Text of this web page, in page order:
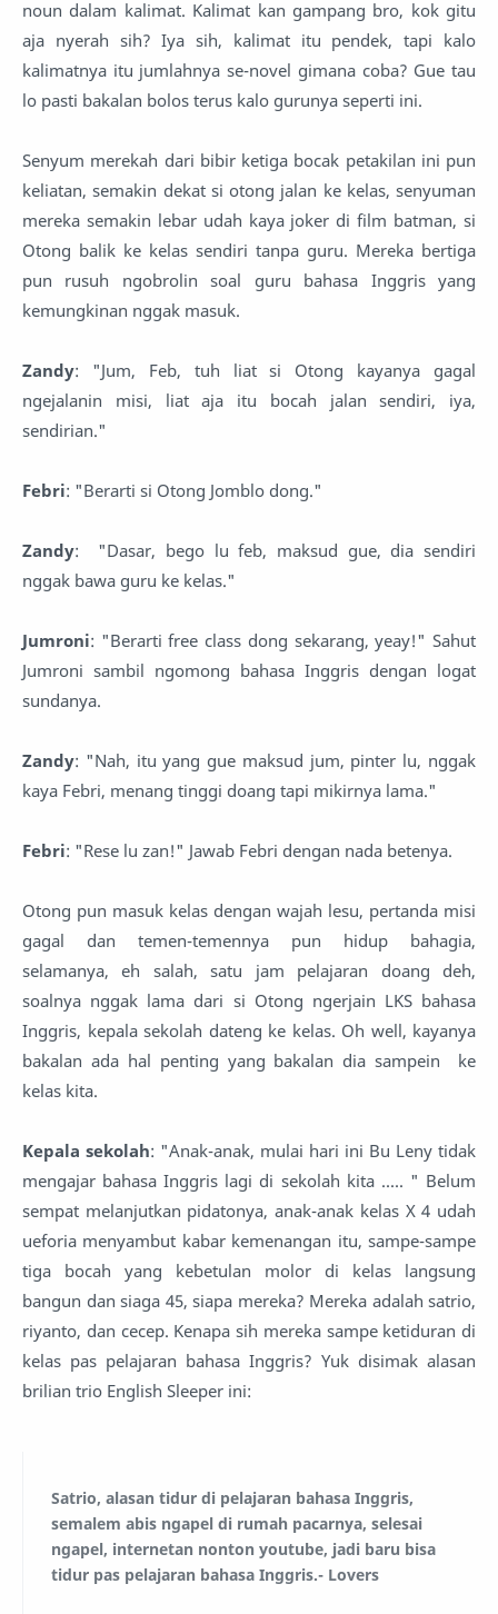
noun dalam kalimat. Kalimat kan gampang bro, kok gitu
aja nyerah sih? Iya sih, kalimat itu pendek, tapi kalo
kalimatnya itu jumlahnya se-novel gimana coba? Gue tau
lo pasti bakalan bolos terus kalo gurunya seperti ini.
Senyum merekah dari bibir ketiga bocak petakilan ini pun
keliatan, semakin dekat si otong jalan ke kelas, senyuman
mereka semakin lebar udah kaya joker di film batman, si
Otong balik ke kelas sendiri tanpa guru. Mereka bertiga
pun rusuh ngobrolin soal guru bahasa Inggris yang
kemungkinan nggak masuk.
Zandy: "Jum, Feb, tuh liat si Otong kayanya gagal
ngejalanin misi, liat aja itu bocah jalan sendiri, iya,
sendirian."
Febri: "Berarti si Otong Jomblo dong."
Zandy: "Dasar, bego lu feb, maksud gue, dia sendiri
nggak bawa guru ke kelas."
Jumroni: "Berarti free class dong sekarang, yeay!" Sahut
Jumroni sambil ngomong bahasa Inggris dengan logat
sundanya.
Zandy: "Nah, itu yang gue maksud jum, pinter lu, nggak
kaya Febri, menang tinggi doang tapi mikirnya lama."
Febri: "Rese lu zan!" Jawab Febri dengan nada betenya.
Otong pun masuk kelas dengan wajah lesu, pertanda misi
gagal dan temen-temennya pun hidup bahagia,
selamanya, eh salah, satu jam pelajaran doang deh,
soalnya nggak lama dari si Otong ngerjain LKS bahasa
Inggris, kepala sekolah dateng ke kelas. Oh well, kayanya
bakalan ada hal penting yang bakalan dia sampein ke
kelas kita.
Kepala sekolah: "Anak-anak, mulai hari ini Bu Leny tidak
mengajar bahasa Inggris lagi di sekolah kita ..... " Belum
sempat melanjutkan pidatonya, anak-anak kelas X 4 udah
ueforia menyambut kabar kemenangan itu, sampe-sampe
tiga bocah yang kebetulan molor di kelas langsung
bangun dan siaga 45, siapa mereka? Mereka adalah satrio,
riyanto, dan cecep. Kenapa sih mereka sampe ketiduran di
kelas pas pelajaran bahasa Inggris? Yuk disimak alasan
brilian trio English Sleeper ini:
Satrio, alasan tidur di pelajaran bahasa Inggris,
semalem abis ngapel di rumah pacarnya, selesai
ngapel, internetan nonton youtube, jadi baru bisa
tidur pas pelajaran bahasa Inggris.- Lovers